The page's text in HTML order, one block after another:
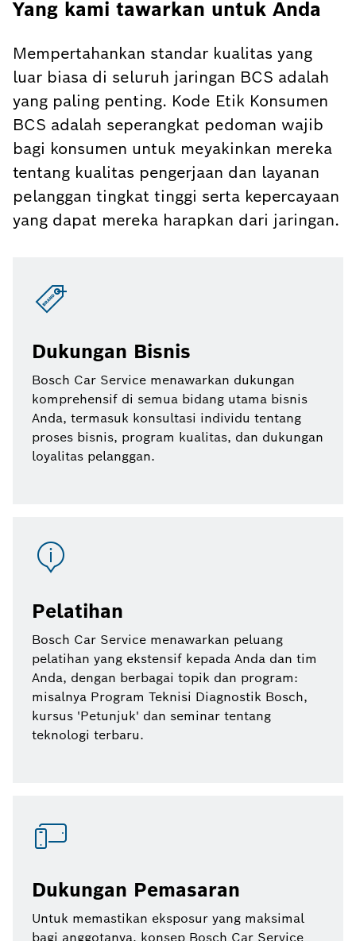
Yang kami tawarkan untuk Anda
Mempertahankan standar kualitas yang
luar biasa di seluruh jaringan BCS adalah
yang paling penting. Kode Etik Konsumen
BCS adalah seperangkat pedoman wajib
bagi konsumen untuk meyakinkan mereka
tentang kualitas pengerjaan dan layanan
pelanggan tingkat tinggi serta kepercayaan
yang dapat mereka harapkan dari jaringan.
Dukungan Bisnis
Bosch Car Service menawarkan dukungan
komprehensif di semua bidang utama bisnis
Anda, termasuk konsultasi individu tentang
proses bisnis, program kualitas, dan dukungan
loyalitas pelanggan.
Pelatihan
Bosch Car Service menawarkan peluang
pelatihan yang ekstensif kepada Anda dan tim
Anda, dengan berbagai topik dan program:
misalnya Program Teknisi Diagnostik Bosch,
kursus 'Petunjuk' dan seminar tentang
teknologi terbaru.
Dukungan Pemasaran
Untuk memastikan eksposur yang maksimal
bagi anggotanya, konsep Bosch Car Service